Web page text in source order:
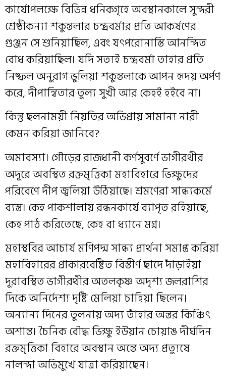
কার্যোপলক্ষে বিভিন্ন ধনিকগৃহে অবস্থানকালে সুন্দরী
শ্রেষ্ঠীকন্যা শকুন্তলার চন্দ্রবর্মার প্রতি আকর্ষণের
গুঞ্জন সে শুনিয়াছিল, এবং যৎপরোনাস্তি আনন্দিত
বোধ করিয়াছিল। যদি সত্যই চন্দ্রবর্মা তাহার প্রতি
নিষ্ফল অনুরাগ ভুলিয়া শকুন্তলাকে আপন হৃদয় অর্পণ
করে, দীপান্বিতার তুল্য সুখী আর কেহই হইবে না।
কিন্তু ছলনাময়ী নিয়তির অভিপ্রায় সামান্য নারী
কেমন করিয়া জানিবে?
অমাবস্যা। গৌড়ের রাজধানী কর্ণসুবর্ণে ভাগীরথীর
অদূরে অবস্থিত রক্তমৃত্তিকা মহাবিহারে ভিক্ষুদের
পরিবেণে দীপ জ্বলিয়া উঠিয়াছে। শ্রমণেরা সান্ধ্যকর্মে
ব্যস্ত। কেহ পাকশালায় রন্ধনকার্যে ব্যাপৃত রহিয়াছে,
কেহ পাঠ করিতেছে, কেহ বা ধ্যানে মগ্ন।
মহাস্থবির আচার্য মণিপদ্ম সান্ধ্য প্রার্থনা সমাপ্ত করিয়া
মহাবিহারের প্রাকারবেষ্টিত বিস্তীর্ণ ছাদে দাঁড়াইয়া
দূরাবস্থিত ভাগীরথীর অতলকৃষ্ণ অদৃশ্য জলরাশির
দিকে অনির্দেশ্য দৃষ্টি মেলিয়া চাহিয়া ছিলেন।
অন্যান্য দিনের তুলনায় অদ্য তাঁহার অন্তর কিঞ্চিৎ
অশান্ত। চৈনিক বৌদ্ধ ভিক্ষু ইউয়ান চোয়াঙ দীর্ঘদিন
রক্তমৃত্তিকা বিহারে অবস্থান অন্তে অদ্য প্রত্যুষে
নালন্দা অভিমুখে যাত্রা করিয়াছেন।